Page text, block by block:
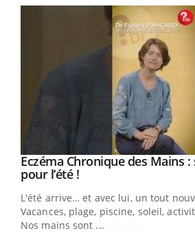
Youtube
Eczéma Chronique des Mains
pour l’été !Youtube
L'été arrive… et avec lui, un tout
Vacances, plage, piscine, soleil,
Nos mains sont ...